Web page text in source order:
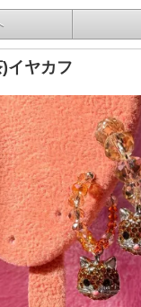
イヤカフ